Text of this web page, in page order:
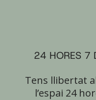
24 HORES 7
Tens llibertat
l’espai 24